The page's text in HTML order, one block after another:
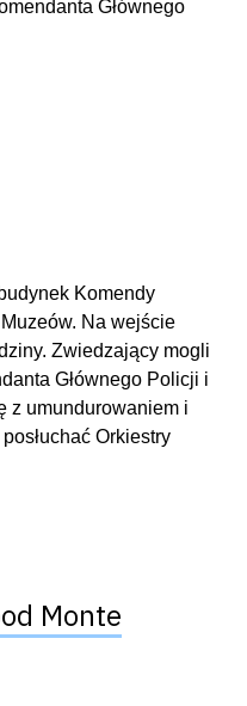
Głównego
Komendy
Na wejście
Zwiedzający mogli
Głównego Policji i
z umundurowaniem i
Orkiestry
Monte